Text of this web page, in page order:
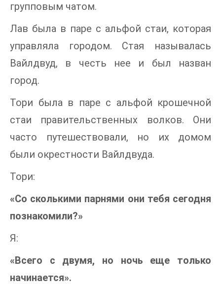
групповым чатом.
Лав была в паре с альфой стаи, которая
управляла городом. Стая называлась
Вайлдвуд, в честь нее и был назван
город.
Тори была в паре с альфой крошечной
стаи правительственных волков. Они
часто путешествовали, но их домом
были окрестности Вайлдвуда.
Тори:
«Со сколькими парнями они тебя сегодня
познакомили?»
Я:
«Всего с двумя, но ночь еще только
начинается».